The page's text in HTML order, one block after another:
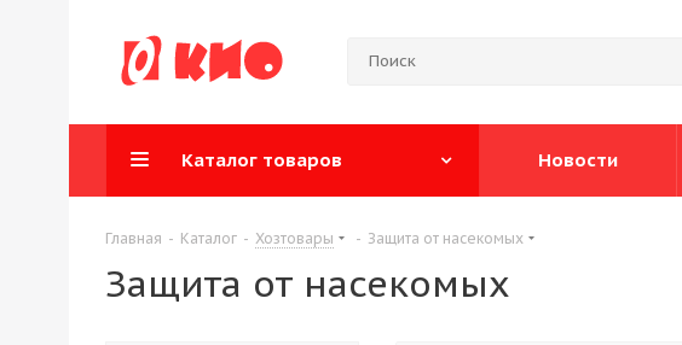
Каталог товаров Новости
Главная - Каталог - Хозтовары - Защита от насекомых
Защита от насекомых